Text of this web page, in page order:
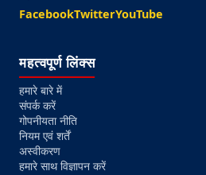
FacebookTwitterYouTube
महत्वपूर्ण लिंक्स
हमारे बारे में
संपर्क करें
गोपनीयता नीति
नियम एवं शर्तें
अस्वीकरण
हमारे साथ विज्ञापन करें